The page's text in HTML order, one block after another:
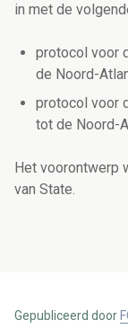
in met de
protocol voor
de Noord-
protocol voor
tot de Noord-
Het voorontwerp
van State.
Gepubliceerd door